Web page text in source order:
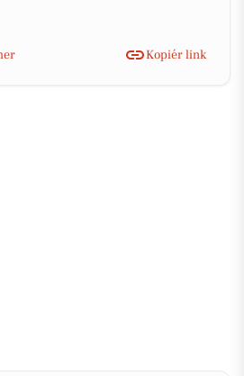
Kopiér link